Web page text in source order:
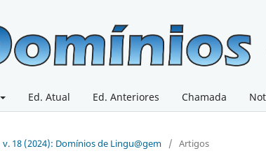
Ed. Atual Ed. Anteriores Chamada
v. 18 (2024): Domínios de Lingu@gem / Artigos